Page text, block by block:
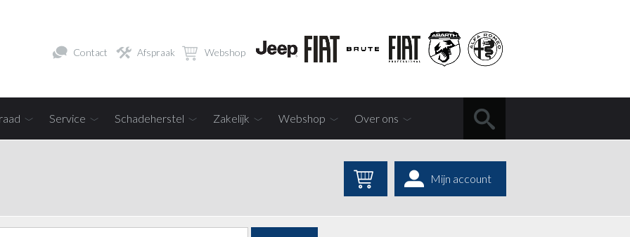
Contact Afspraak Webshop
Service Schadeherstel Zakelijk Webshop Over ons
Mijn account